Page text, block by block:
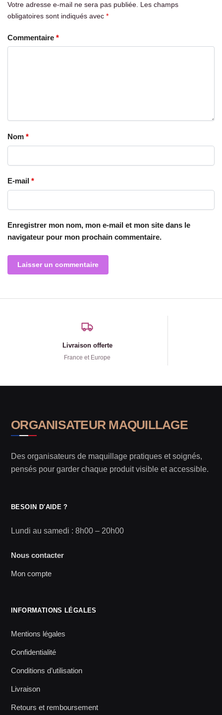
Votre adresse e-mail ne sera pas publiée. Les champs
obligatoires sont indiqués avec *
Commentaire *
Nom *
E-mail *
Enregistrer mon nom, mon e-mail et mon site dans le
navigateur pour mon prochain commentaire.
Livraison offerte
France et Europe
ORGANISATEUR MAQUILLAGE
Des organisateurs de maquillage pratiques et soignés,
pensés pour garder chaque produit visible et accessible.
BESOIN D'AIDE ?
Lundi au samedi : 8h00 – 20h00
Nous contacter
Mon compte
INFORMATIONS LÉGALES
Mentions légales
Confidentialité
Conditions d’utilisation
Livraison
Retours et remboursement